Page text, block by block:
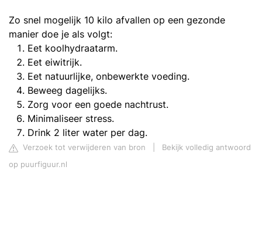
Zo snel mogelijk 10 kilo afvallen op een gezonde
manier doe je als volgt:
Eet koolhydraatarm.
Eet eiwitrijk.
Eet natuurlijke, onbewerkte voeding.
Beweeg dagelijks.
Zorg voor een goede nachtrust.
Minimaliseer stress.
Drink 2 liter water per dag.
Verzoek tot verwijderen van bron
Bekijk volledig antwoord
op puurfiguur.nl